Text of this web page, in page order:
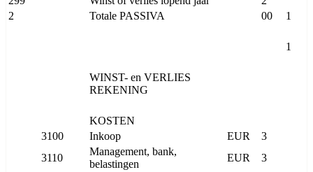
2
Totale PASSIVA 00 1
1
WINST- en VERLIES
REKENING
KOSTEN
3100
Inkoop EUR
3
3110
Management, bank,
belastingen
EUR
3